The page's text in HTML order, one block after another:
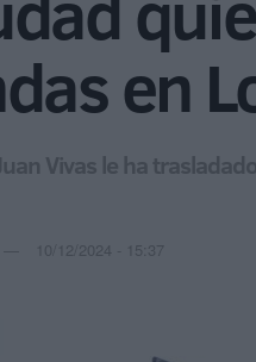
en
Vivas le ha
10/12/2024 - 15:37